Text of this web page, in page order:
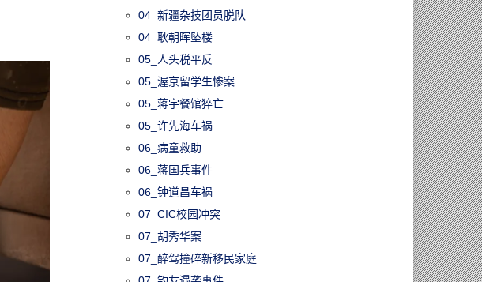
04_新疆杂技团员脱队
04_耿朝晖坠楼
05_人头税平反
05_渥京留学生惨案
05_蒋宇餐馆猝亡
05_许先海车祸
06_病童救助
06_蒋国兵事件
06_钟道昌车祸
07_CIC校园冲突
07_胡秀华案
07_醉驾撞碎新移民家庭